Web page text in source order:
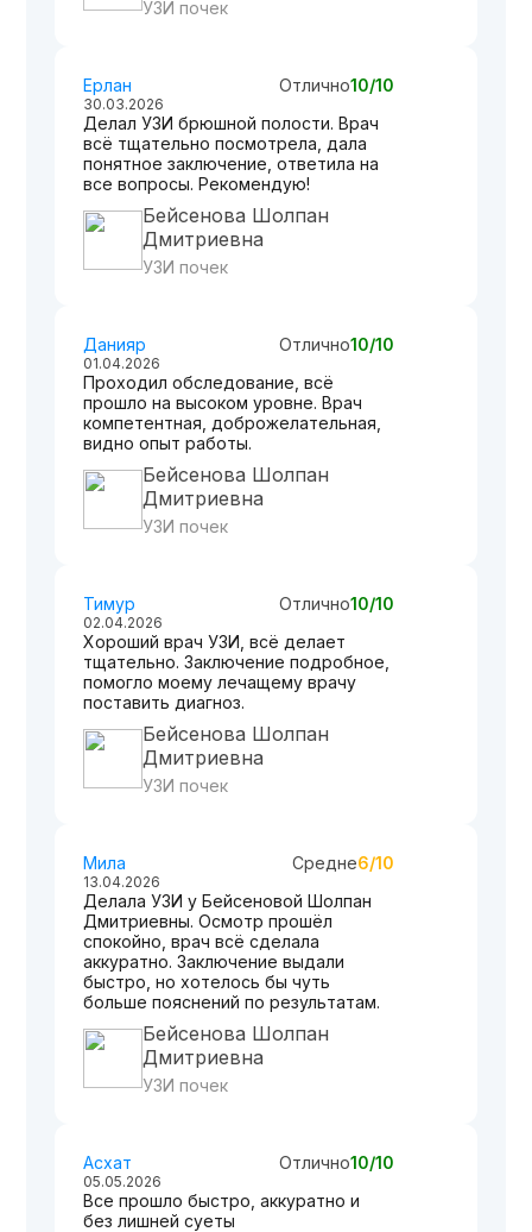
УЗИ почек
Ерлан Отлично10/10
30.03.2026
Делал УЗИ брюшной полости. Врач
всё тщательно посмотрела, дала
понятное заключение, ответила на
все вопросы. Рекомендую!
Бейсенова Шолпан
Дмитриевна
УЗИ почек
Данияр Отлично10/10
01.04.2026
Проходил обследование, всё
прошло на высоком уровне. Врач
компетентная, доброжелательная,
видно опыт работы.
Бейсенова Шолпан
Дмитриевна
УЗИ почек
Тимур Отлично10/10
02.04.2026
Хороший врач УЗИ, всё делает
тщательно. Заключение подробное,
помогло моему лечащему врачу
поставить диагноз.
Бейсенова Шолпан
Дмитриевна
УЗИ почек
Мила Средне6/10
13.04.2026
Делала УЗИ у Бейсеновой Шолпан
Дмитриевны. Осмотр прошёл
спокойно, врач всё сделала
аккуратно. Заключение выдали
быстро, но хотелось бы чуть
больше пояснений по результатам.
Бейсенова Шолпан
Дмитриевна
УЗИ почек
Асхат Отлично10/10
05.05.2026
Все прошло быстро, аккуратно и
без лишней суеты